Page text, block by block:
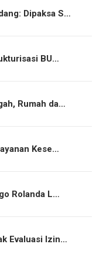
Dipaksa S…
BU…
Rumah da…
Kese…
Rolanda L…
Evaluasi Izin…